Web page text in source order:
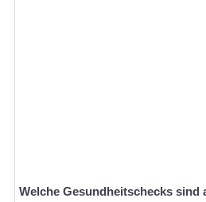
Welche Gesundheitschecks sind